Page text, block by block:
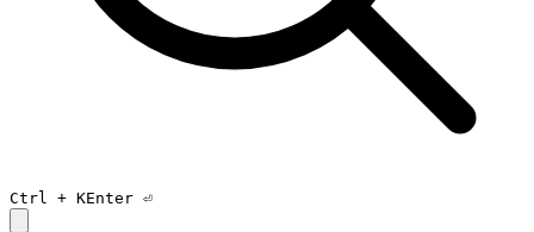
Ctrl + KEnter ⏎